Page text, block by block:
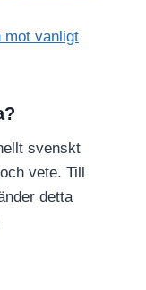
mot vanligt
svenskt
vete. Till
detta